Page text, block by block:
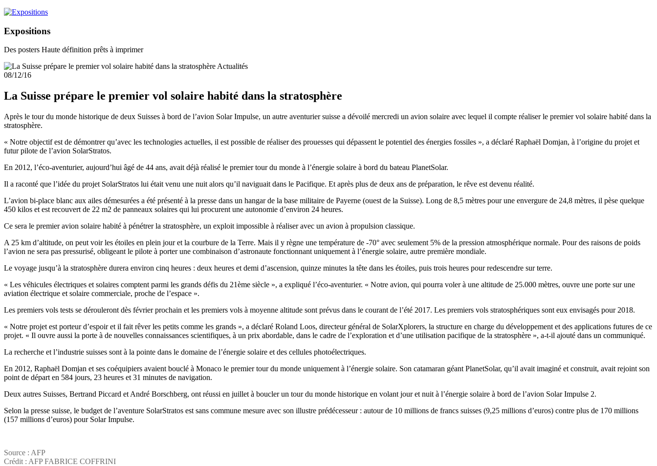
Expositions
Des posters Haute définition prêts à imprimer
Actualités
08/12/16
La Suisse prépare le premier vol solaire habité dans la stratosphère
Après le tour du monde historique de deux Suisses à bord de l’avion Solar Impulse, un autre aventurier suisse a dévoilé mercredi un avion solaire avec lequel il compte réaliser le premier vol solaire habité dans la
stratosphère.
« Notre objectif est de démontrer qu’avec les technologies actuelles, il est possible de réaliser des prouesses qui dépassent le potentiel des énergies fossiles », a déclaré Raphaël Domjan, à l’origine du projet et
futur pilote de l’avion SolarStratos.
En 2012, l’éco-aventurier, aujourd’hui âgé de 44 ans, avait déjà réalisé le premier tour du monde à l’énergie solaire à bord du bateau PlanetSolar.
Il a raconté que l’idée du projet SolarStratos lui était venu une nuit alors qu’il naviguait dans le Pacifique. Et après plus de deux ans de préparation, le rêve est devenu réalité.
L’avion bi-place blanc aux ailes démesurées a été présenté à la presse dans un hangar de la base militaire de Payerne (ouest de la Suisse). Long de 8,5 mètres pour une envergure de 24,8 mètres, il pèse quelque
450 kilos et est recouvert de 22 m2 de panneaux solaires qui lui procurent une autonomie d’environ 24 heures.
Ce sera le premier avion solaire habité à pénétrer la stratosphère, un exploit impossible à réaliser avec un avion à propulsion classique.
A 25 km d’altitude, on peut voir les étoiles en plein jour et la courbure de la Terre. Mais il y règne une température de -70° avec seulement 5% de la pression atmosphérique normale. Pour des raisons de poids
l’avion ne sera pas pressurisé, obligeant le pilote à porter une combinaison d’astronaute fonctionnant uniquement à l’énergie solaire, autre première mondiale.
Le voyage jusqu’à la stratosphère durera environ cinq heures : deux heures et demi d’ascension, quinze minutes la tête dans les étoiles, puis trois heures pour redescendre sur terre.
« Les véhicules électriques et solaires comptent parmi les grands défis du 21ème siècle », a expliqué l’éco-aventurier. « Notre avion, qui pourra voler à une altitude de 25.000 mètres, ouvre une porte sur une
aviation électrique et solaire commerciale, proche de l’espace ».
Les premiers vols tests se dérouleront dès février prochain et les premiers vols à moyenne altitude sont prévus dans le courant de l’été 2017. Les premiers vols stratosphériques sont eux envisagés pour 2018.
« Notre projet est porteur d’espoir et il fait rêver les petits comme les grands », a déclaré Roland Loos, directeur général de SolarXplorers, la structure en charge du développement et des applications futures de ce
projet. « Il ouvre aussi la porte à de nouvelles connaissances scientifiques, à un prix abordable, dans le cadre de l’exploration et d’une utilisation pacifique de la stratosphère », a-t-il ajouté dans un communiqué.
La recherche et l’industrie suisses sont à la pointe dans le domaine de l’énergie solaire et des cellules photoélectriques.
En 2012, Raphaël Domjan et ses coéquipiers avaient bouclé à Monaco le premier tour du monde uniquement à l’énergie solaire. Son catamaran géant PlanetSolar, qu’il avait imaginé et construit, avait rejoint son
point de départ en 584 jours, 23 heures et 31 minutes de navigation.
Deux autres Suisses, Bertrand Piccard et André Borschberg, ont réussi en juillet à boucler un tour du monde historique en volant jour et nuit à l’énergie solaire à bord de l’avion Solar Impulse 2.
Selon la presse suisse, le budget de l’aventure SolarStratos est sans commune mesure avec son illustre prédécesseur : autour de 10 millions de francs suisses (9,25 millions d’euros) contre plus de 170 millions
(157 millions d’euros) pour Solar Impulse.
Source : AFP
Crédit : AFP FABRICE COFFRINI